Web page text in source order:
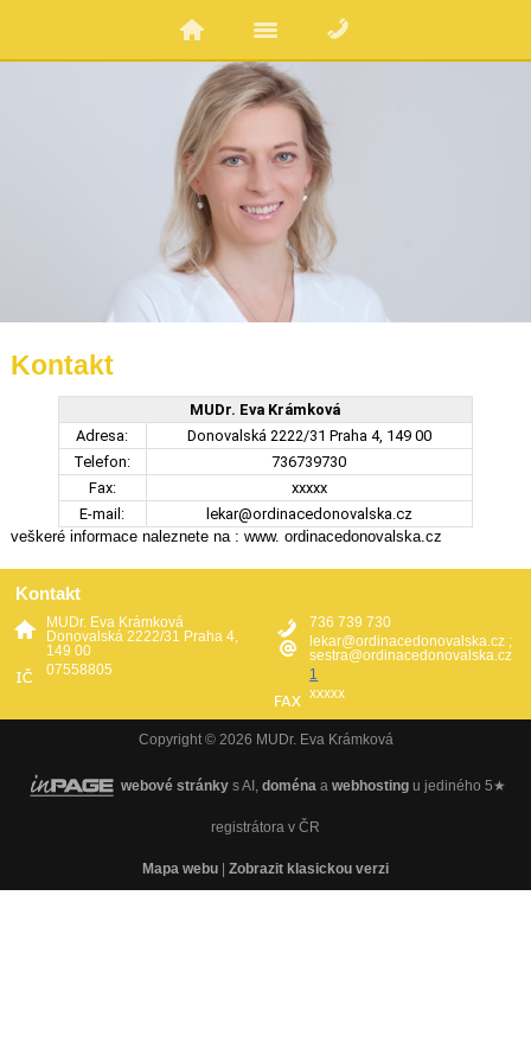
Kontakt
MUDr. Eva Krámková
Adresa:
Donovalská 2222/31 Praha 4, 149 00
Telefon:
736739730
Fax:
xxxxx
E-mail:
lekar@ordinacedonovalska.cz
veškeré informace naleznete na : www. ordinacedonovalska.cz
Kontakt
MUDr. Eva Krámková
Donovalská 2222/31 Praha 4,
149 00
07558805
736 739 730
lekar@ordinacedonovalska.cz ;
sestra@ordinacedonovalska.cz
1
xxxxx
Copyright © 2026 MUDr. Eva Krámková
webové stránky s AI, doména a webhosting u jediného 5★
registrátora v ČR
Mapa webu Zobrazit klasickou verzi